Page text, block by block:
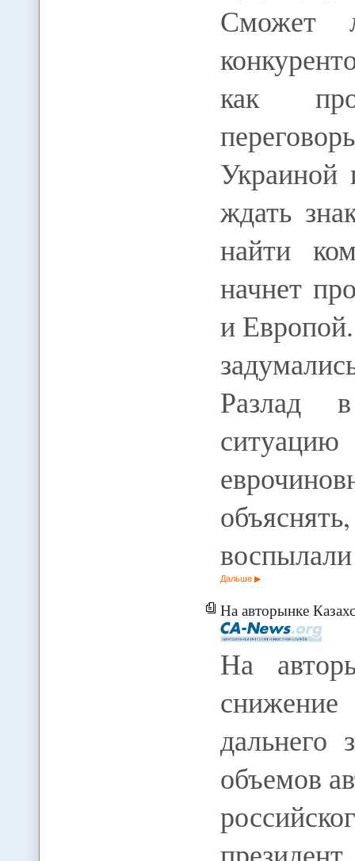
Сможет
как
ждать
найти
начнет
и
Разлад
Дальше
На авторынке Казахстана происходит замещение
На
дальнего
объемов